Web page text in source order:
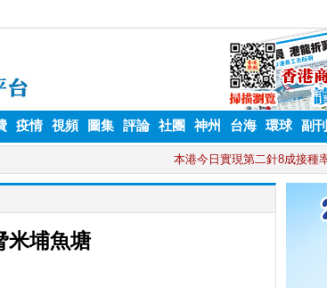
疫情 視頻 圖集 評論 社團 神州 台海 環球 副刊
米埔魚塘